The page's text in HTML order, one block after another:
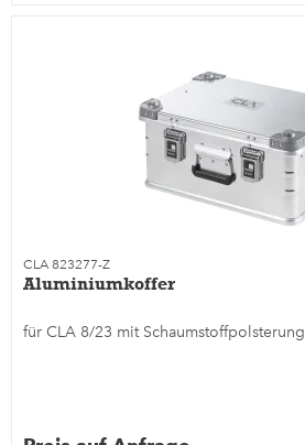
CLA 823277-Z
Aluminiumkoffer
für CLA 8/23 mit Schaumstoffpolsterung